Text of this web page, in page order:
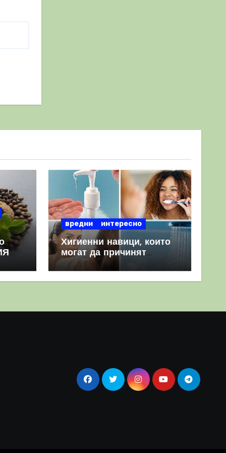
вредни интересно
Хигиенни навици, които
могат да причинят
повече вреда, отколкото
полза